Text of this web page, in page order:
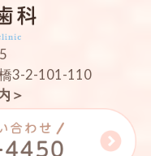
3-2-101-110
＞